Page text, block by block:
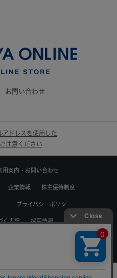
お問い合わせ
アドレスを使用した
注意ください
用案内・お問い合わせ
企業情報 株主優待制度
プライバシーポリシー
く表記 採用情報
All rights reserved.